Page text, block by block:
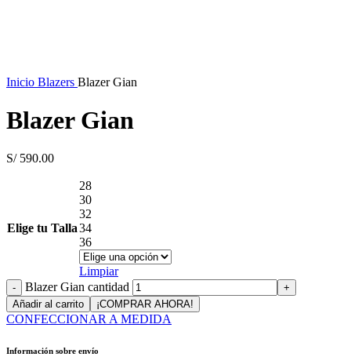
Inicio Blazers Blazer Gian
Blazer Gian
S/590.00
Elige tu Talla
28
30
32
34
36
Limpiar
Blazer Gian cantidad
Añadir al carrito ¡COMPRAR AHORA!
CONFECCIONAR A MEDIDA
Información sobre envío